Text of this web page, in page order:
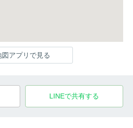
図アプリで見る
LINEで共有する